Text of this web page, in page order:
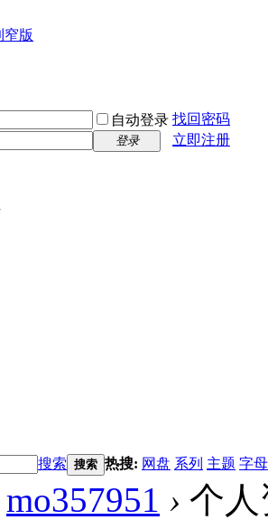
窄版
自动登录 找回密码
登录 立即注册
搜索 搜索 热搜: 网盘 系列 主题 字
mo357951 › 个